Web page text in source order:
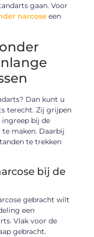
gaan. Voor
narcose een
Dan kunt u
terecht. Zij grijpen
bij de
maken. Daarbij
te trekken
bij de
gebracht wilt
een
Vlak voor de
gebracht.